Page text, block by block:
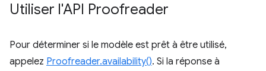
Utiliser l'API Proofreader
Pour déterminer si le modèle est prêt à être utilisé,
appelez Proofreader.availability(). Si la réponse à